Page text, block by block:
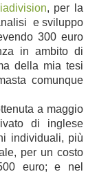
, per la
e sviluppo
300 euro
in ambito di
della mia tesi
comunque
a maggio
di inglese
individuali, più
per un costo
euro; e nel